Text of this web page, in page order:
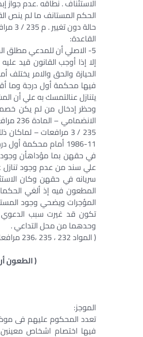
الاستئناف . نطاقه .عدم
الحكم المستانف ما لم ينص
حالة دون تغيير . م 235 / 3 مرافعات .
القاعدة:
5- الاصلي أن للمدعي مطلق
إلا إذا أوجب القانون قيد
الحيازة والحق والامر يختلف
فيها محكمة أول درجة وما
وحظر إدخال من لم يكن
في حقهن بما مؤداهأن
سريانه في حقهن وكان
المؤجرات ويضحي وجود
تكون قد غيرت سبب الدعوي
وحدهما من محل التداعي .
( المواد 232 ، 235 ،236 مرافعات )
( الطعون أرقام 956 ، 1153 ، 1451 لسنة 59 ق جلسة
الموجز:
تعدد المحكوم عليهم فى
فيها اختصام اشخاص